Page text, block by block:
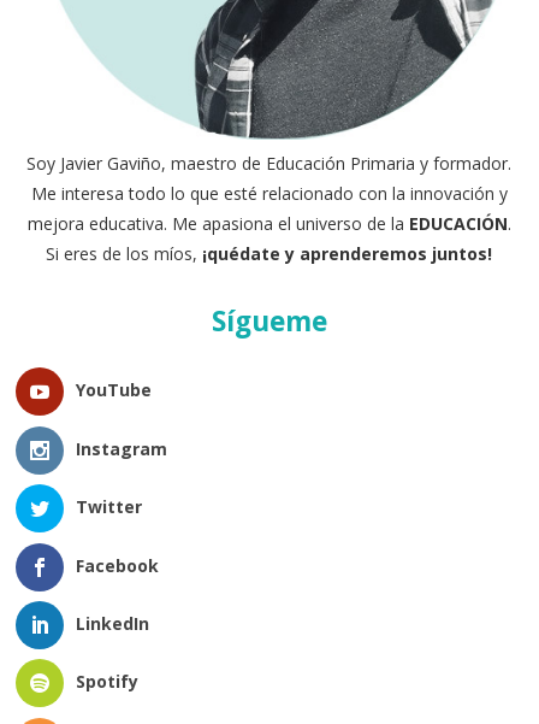
Soy Javier Gaviño, maestro de Educación Primaria y formador.
Me interesa todo lo que esté relacionado con la innovación y
mejora educativa. Me apasiona el universo de la EDUCACIÓN.
Si eres de los míos, ¡quédate y aprenderemos juntos!
Sígueme
YouTube
Instagram
Twitter
Facebook
LinkedIn
Spotify